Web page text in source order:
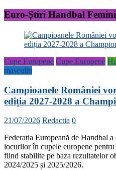
Euro-Știri Handbal
Cupe Europene Cupe Europene
masculin
Campioanele României
ediția 2027-2028 a
21/07/2026 Redactia 0
Federația Europeană de Handbal
locurilor în cupele europene
fiind stabilite pe baza rezultatelor
2024/2025 și 2025/2026.